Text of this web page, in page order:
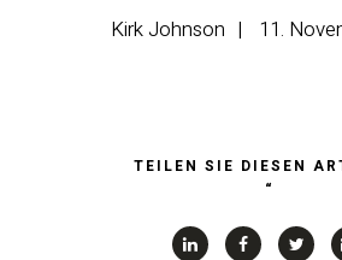
Kirk Johnson 11.
TEILEN SIE DIESEN
“